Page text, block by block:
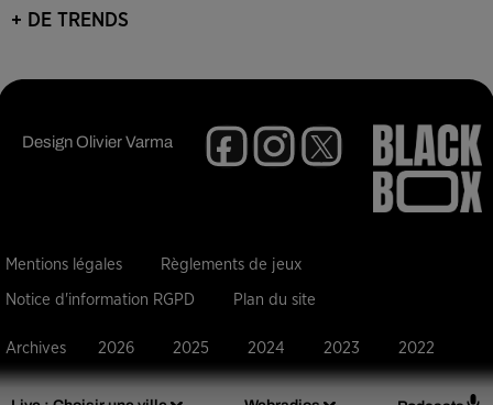
+ DE TRENDS
DesignOlivier Varma
Mentions légales Règlements de jeux
Notice d'information RGPD Plan du site
Archives 2026 2025 2024 2023 2022